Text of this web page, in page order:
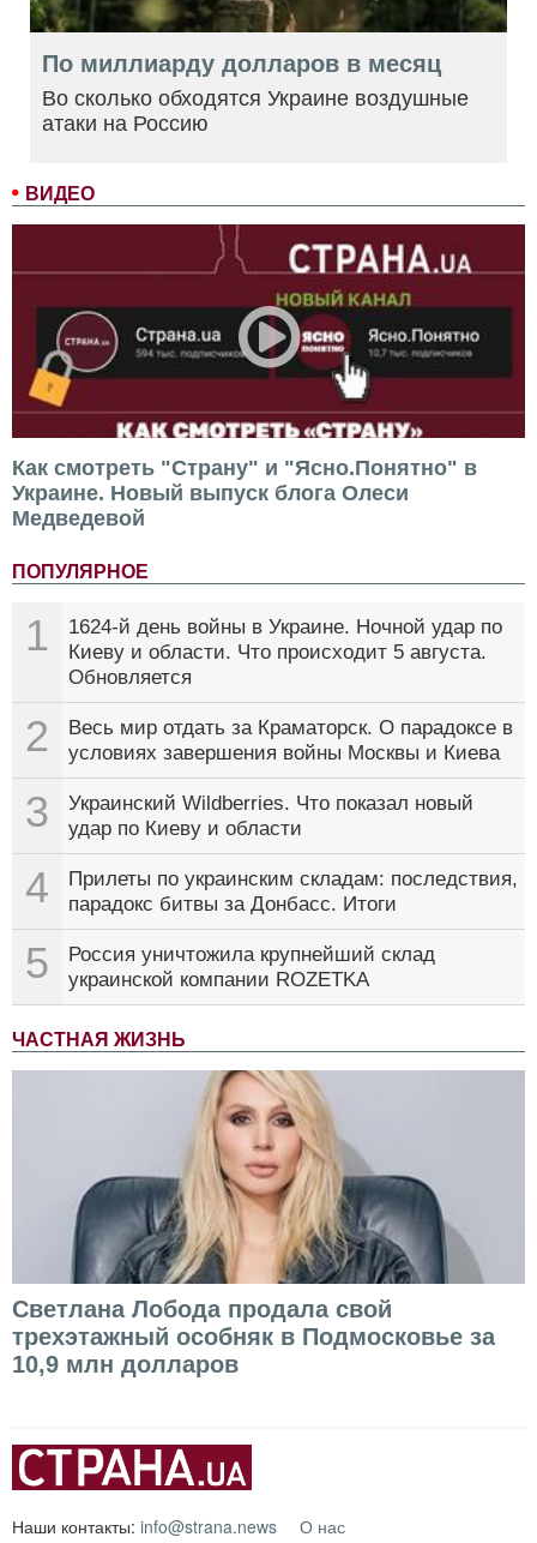
ВИДЕО
Как смотреть "Страну" и "Ясно.Понятно" в
Украине. Новый выпуск блога Олеси
Медведевой
ПОПУЛЯРНОЕ
1
1624-й день войны в Украине. Ночной удар по
Киеву и области. Что происходит 5 августа.
Обновляется
2
Весь мир отдать за Краматорск. О парадоксе в
условиях завершения войны Москвы и Киева
3
Украинский Wildberries. Что показал новый
удар по Киеву и области
4
Прилеты по украинским складам: последствия,
парадокс битвы за Донбасс. Итоги
5
Россия уничтожила крупнейший склад
украинской компании ROZETKA
ЧАСТНАЯ ЖИЗНЬ
Светлана Лобода продала свой
трехэтажный особняк в Подмосковье за
10,9 млн долларов
По миллиарду долларов в месяц
Во сколько обходятся Украине воздушные
атаки на Россию
Наши контакты: info@strana.news
О нас